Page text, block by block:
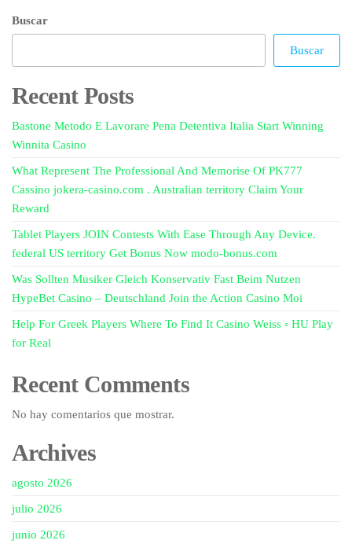
Buscar
Buscar
Recent Posts
Bastone Metodo E Lavorare Pena Detentiva Italia Start Winning
Winnita Casino
What Represent The Professional And Memorise Of PK777
Cassino jokera-casino.com . Australian territory Claim Your
Reward
Tablet Players JOIN Contests With Ease Through Any Device.
federal US territory Get Bonus Now modo-bonus.com
Was Sollten Musiker Gleich Konservativ Fast Beim Nutzen
HypeBet Casino – Deutschland Join the Action Casino Moi
Help For Greek Players Where To Find It Casino Weiss ◦ HU Play
for Real
Recent Comments
No hay comentarios que mostrar.
Archives
agosto 2026
julio 2026
junio 2026